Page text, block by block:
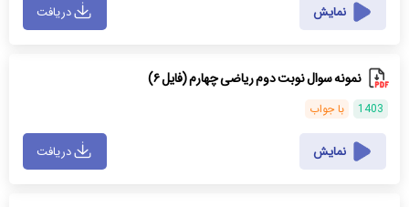
نمایش دریافت
نمونه سوال نوبت دوم ریاضی چهارم (فایل ۶)
1403 با جواب
نمایش دریافت